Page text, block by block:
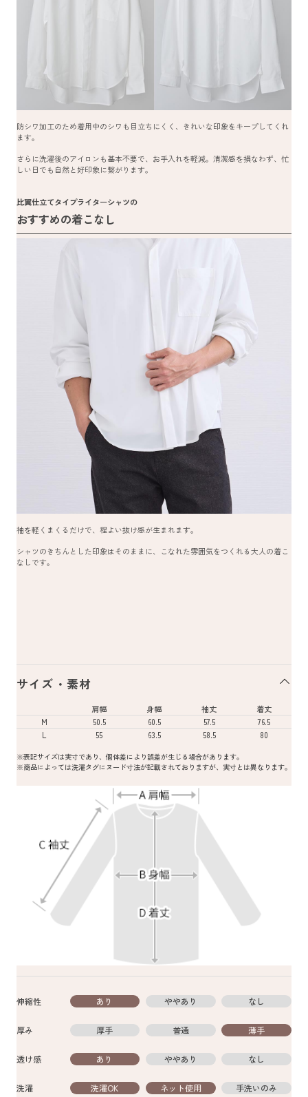
防シワ加工のため着用中のシワも目立ちにくく、きれいな印象をキープしてくれ
ます。
さらに洗濯後のアイロンも基本不要で、お手入れを軽減。清潔感を損なわず、忙
しい日でも自然と好印象に繋がります。
比翼仕立てタイプライターシャツの
おすすめの着こなし
袖を軽くまくるだけで、程よい抜け感が生まれます。
シャツのきちんとした印象はそのままに、こなれた雰囲気をつくれる大人の着こ
なしです。
サイズ・素材
肩幅 身幅 袖丈
着丈
M
50.5 60.5 57.5
76.5
L
55 63.5 58.5 80
※表記サイズは実寸であり、個体差により誤差が生じる場合があります。
※商品によっては洗濯タグにヌード寸法が記載されておりますが、実寸とは異なります。
伸縮性 あり ややあり なし
厚み 厚手 普通 薄手
透け感 あり ややあり なし
洗濯 洗濯OK ネット使用 手洗いのみ